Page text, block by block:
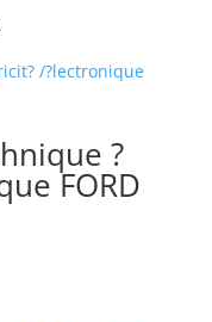
?
FORD